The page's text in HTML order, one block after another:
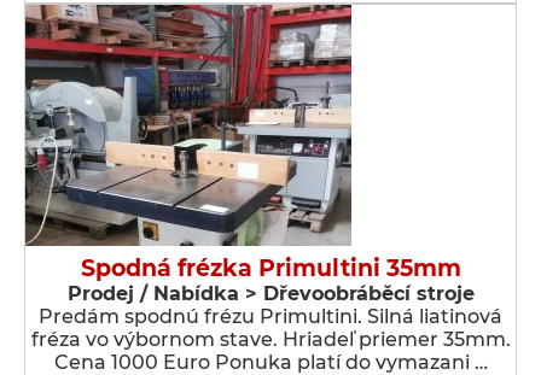
Spodná frézka Primultini 35mm
Prodej / Nabídka > Dřevoobráběcí stroje
Predám spodnú frézu Primultini. Silná liatinová
fréza vo výbornom stave. Hriadeľ priemer 35mm.
Cena 1000 Euro Ponuka platí do vymazani …